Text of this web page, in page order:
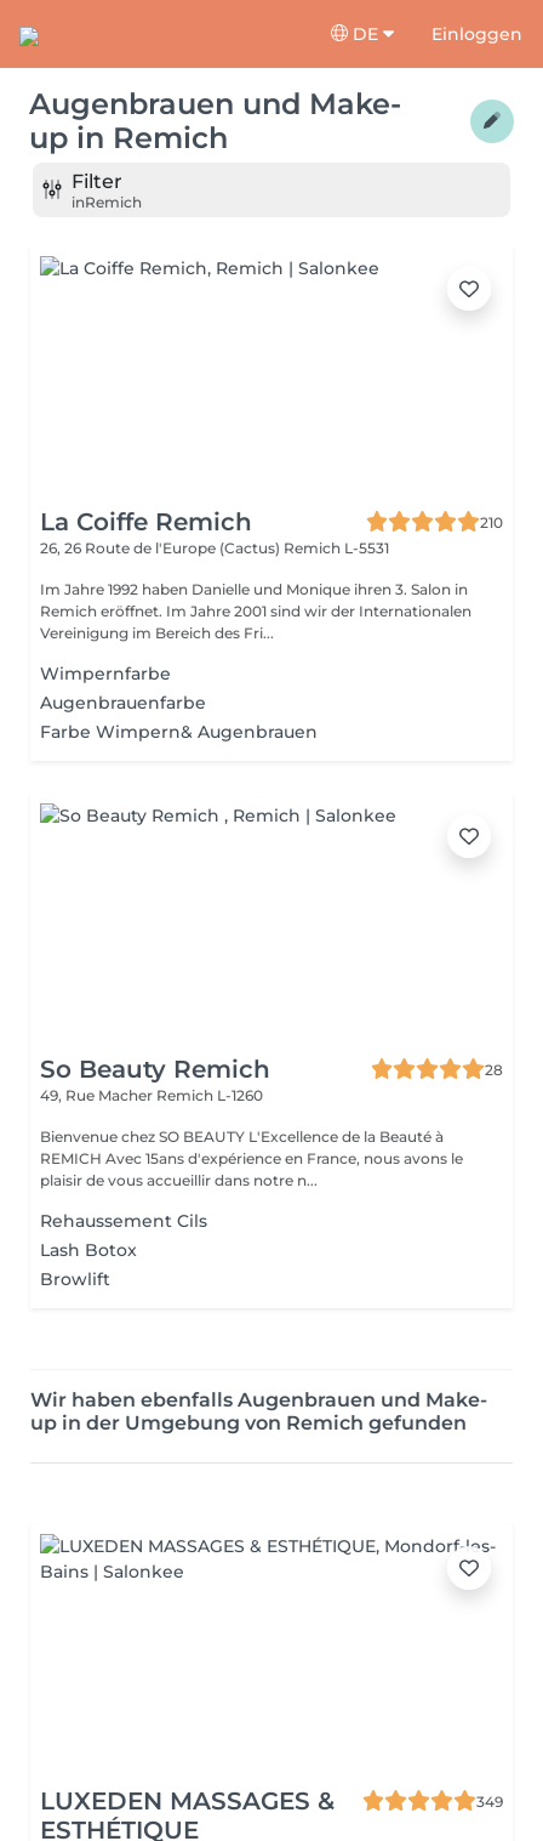
DE Einloggen
Augenbrauen und Make-
up in Remich
Filter
inRemich
La Coiffe Remich
210
26, 26 Route de l'Europe (Cactus) Remich L-5531
Im Jahre 1992 haben Danielle und Monique ihren 3. Salon in
Remich eröffnet. Im Jahre 2001 sind wir der Internationalen
Vereinigung im Bereich des Fri...
Wimpernfarbe
Augenbrauenfarbe
Farbe Wimpern& Augenbrauen
So Beauty Remich
28
49, Rue Macher Remich L-1260
Bienvenue chez SO BEAUTY L'Excellence de la Beauté à
REMICH Avec 15ans d'expérience en France, nous avons le
plaisir de vous accueillir dans notre n...
Rehaussement Cils
Lash Botox
Browlift
Wir haben ebenfalls Augenbrauen und Make-
up in der Umgebung von Remich gefunden
LUXEDEN MASSAGES &
ESTHÉTIQUE
349